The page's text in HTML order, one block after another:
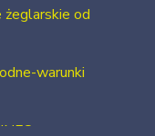
żeglarskie od
warunki